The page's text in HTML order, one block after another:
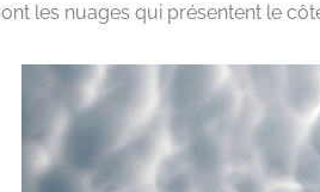
les nuages qui présentent le